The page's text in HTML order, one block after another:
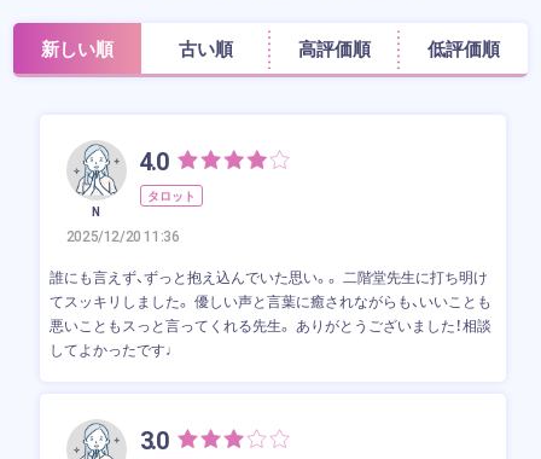
新しい順 古い順 高評価順 低評価順
N
4.0
タロット
2025/12/20 11:36
誰にも言えず、ずっと抱え込んでいた思い。。 二階堂先生に打ち明け
てスッキリしました。 優しい声と言葉に癒されながらも、いいことも
悪いこともスっと言ってくれる先生。 ありがとうございました！相談
してよかったです♩
3.0